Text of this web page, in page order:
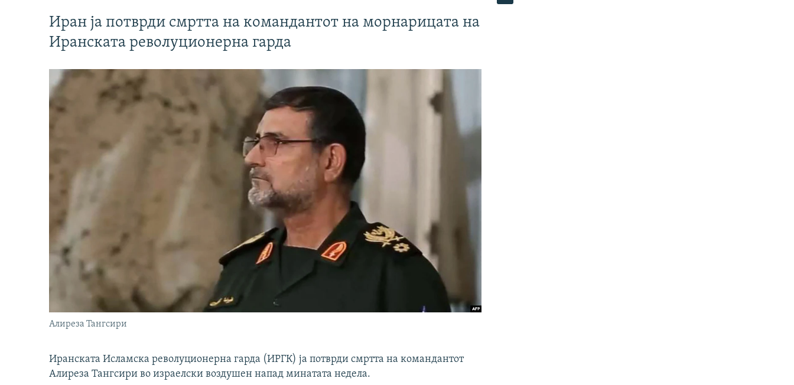
Иран ја потврди смртта на командантот на морнарицата на
Иранската револуционерна гарда
Алиреза Тангсири
Иранската Исламска револуционерна гарда (ИРГК) ја потврди смртта на командантот
Алиреза Тангсири во израелски воздушен напад минатата недела.